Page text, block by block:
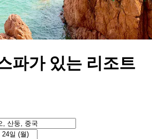
파가 있는 리조트